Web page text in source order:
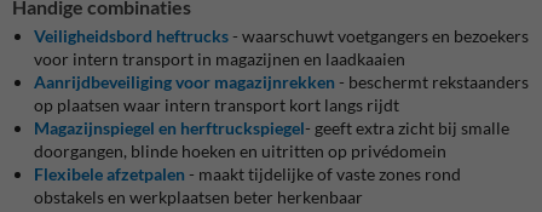
Handige combinaties
Veiligheidsbord heftrucks- waarschuwt voetgangers en bezoekers
voor intern transport in magazijnen en laadkaaien
Aanrijdbeveiliging voor magazijnrekken - beschermt rekstaanders
op plaatsen waar intern transport kort langs rijdt
Magazijnspiegel en herftruckspiegel- geeft extra zicht bij smalle
doorgangen, blinde hoeken en uitritten op privédomein
Flexibele afzetpalen - maakt tijdelijke of vaste zones rond
obstakels en werkplaatsen beter herkenbaar